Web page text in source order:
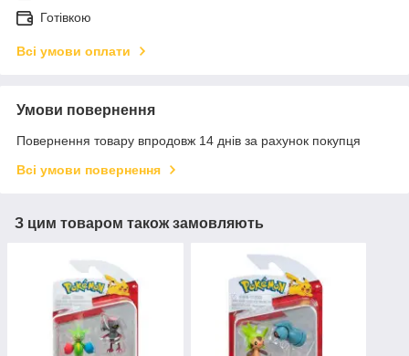
Готівкою
Всі умови оплати
Умови повернення
Повернення товару впродовж 14 днів за рахунок покупця
Всі умови повернення
З цим товаром також замовляють